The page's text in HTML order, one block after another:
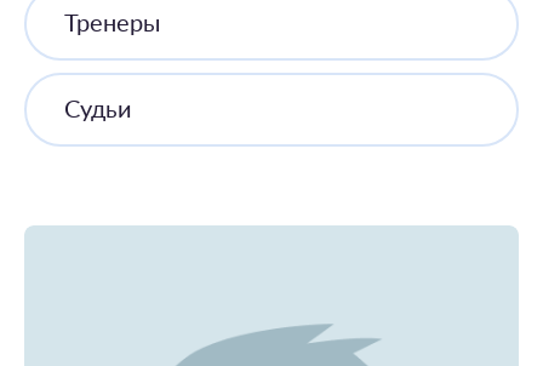
Тренеры
Судьи